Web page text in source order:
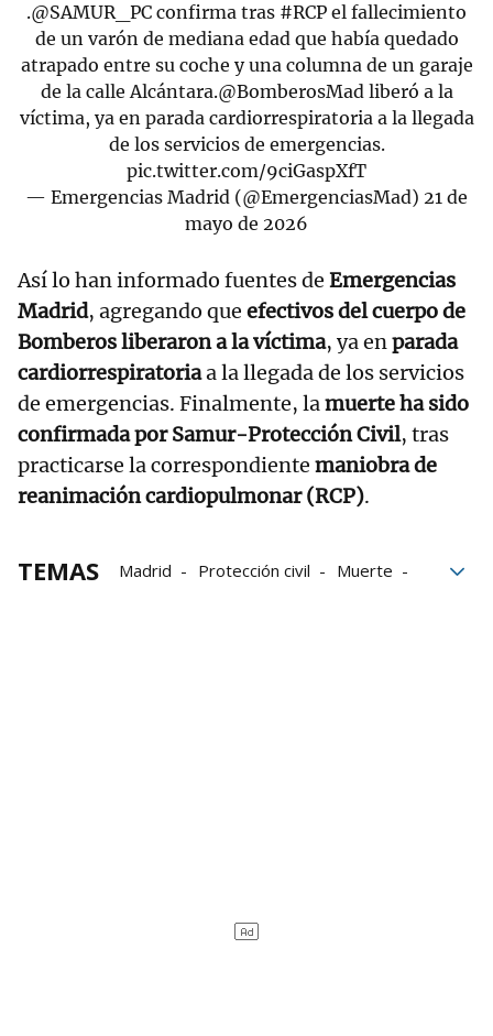
.@SAMUR_PC confirma tras #RCP el fallecimiento
de un varón de mediana edad que había quedado
atrapado entre su coche y una columna de un garaje
de la calle Alcántara.@BomberosMadliberó a la
víctima, ya en parada cardiorrespiratoria a la llegada
de los servicios de emergencias.
pic.twitter.com/9ciGaspXfT
— Emergencias Madrid (@EmergenciasMad) 21 de
mayo de 2026
Así lo han informado fuentes de Emergencias
Madrid, agregando que efectivos del cuerpo de
Bomberos liberaron a la víctima, ya enparada
cardiorrespiratoriaa la llegada de los servicios
de emergencias. Finalmente, lamuerte ha sido
confirmada por Samur-Protección Civil, tras
practicarse la correspondiente maniobra de
reanimación cardiopulmonar (RCP).
TEMAS Madrid Protección civil
Muerte